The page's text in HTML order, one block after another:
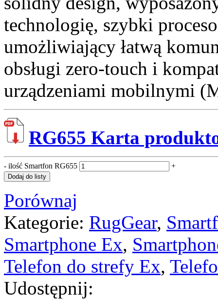
technologię, szybki
umożliwiający łatwą
obsługi zero-touch i
urządzeniami mobilnymi
RG655 Karta
- ilość Smartfon RG655 +
Dodaj do listy
Porównaj
Kategorie: RugGear,
Smartphone Ex,
Telefon do strefy Ex,
Udostępnij: